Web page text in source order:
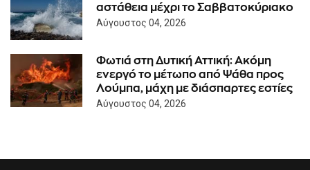
αστάθεια μέχρι το Σαββατοκύριακο
Αύγουστος 04, 2026
Φωτιά στη Δυτική Αττική: Ακόμη
ενεργό το μέτωπο από Ψάθα προς
Λούμπα, μάχη με διάσπαρτες εστίες
Αύγουστος 04, 2026